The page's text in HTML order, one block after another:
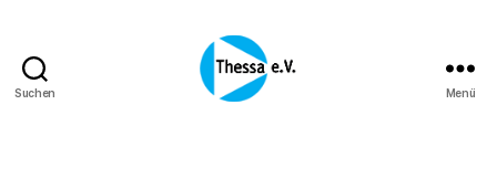
Suchen Menü